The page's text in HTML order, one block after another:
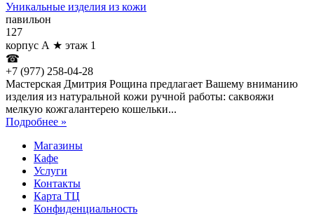
Уникальные изделия из кожи
павильон
127
корпус А ★ этаж 1
☎
+7 (977) 258-04-28
Мастерская Дмитрия Рощина предлагает Вашему вниманию
изделия из натуральной кожи ручной работы: саквояжи
мелкую кожгалантерею кошельки...
Подробнее »
Магазины
Кафе
Услуги
Контакты
Карта ТЦ
Конфиденциальность